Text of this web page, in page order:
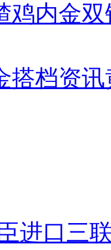
鸡内金
搭档资讯
进口三